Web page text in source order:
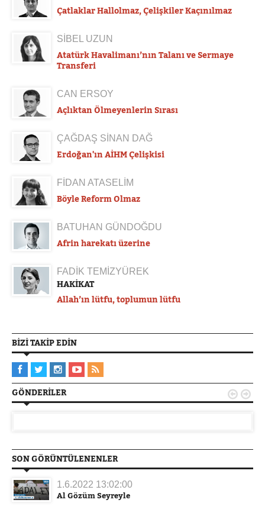
Çatlaklar Hallolmaz, Çelişkiler Kaçınılmaz
SİBEL UZUN
Atatürk Havalimanı’nın Talanı ve Sermaye
Transferi
CAN ERSOY
Açlıktan Ölmeyenlerin Sırası
ÇAĞDAŞ SİNAN DAĞ
Erdoğan'ın AİHM Çelişkisi
FİDAN ATASELİM
Böyle Reform Olmaz
BATUHAN GÜNDOĞDU
Afrin harekatı üzerine
FADİK TEMİZYÜREK
HAKİKAT
Allah’ın lütfu, toplumun lütfu
BIZI TAKIP EDIN
GÖNDERILER  
SON GÖRÜNTÜLENENLER
1.6.2022 13:02:00
Al Gözüm Seyreyle